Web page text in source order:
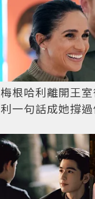
梅根哈利離開王
利一句話成她撐